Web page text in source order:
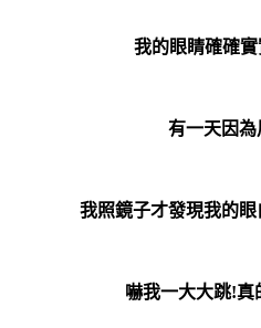
我的眼睛確確
有一天因為
我照鏡子才發現我的
嚇我一大大跳!真